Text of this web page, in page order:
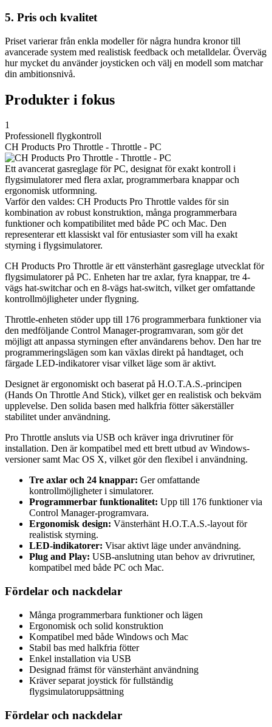
5. Pris och kvalitet
Priset varierar från enkla modeller för några hundra kronor till
avancerade system med realistisk feedback och metalldelar. Överväg
hur mycket du använder joysticken och välj en modell som matchar
din ambitionsnivå.
Produkter i fokus
1
Professionell flygkontroll
CH Products Pro Throttle - Throttle - PC
Ett avancerat gasreglage för PC, designat för exakt kontroll i
flygsimulatorer med flera axlar, programmerbara knappar och
ergonomisk utformning.
Varför den valdes: CH Products Pro Throttle valdes för sin
kombination av robust konstruktion, många programmerbara
funktioner och kompatibilitet med både PC och Mac. Den
representerar ett klassiskt val för entusiaster som vill ha exakt
styrning i flygsimulatorer.
CH Products Pro Throttle är ett vänsterhänt gasreglage utvecklat för
flygsimulatorer på PC. Enheten har tre axlar, fyra knappar, tre 4-
vägs hat-switchar och en 8-vägs hat-switch, vilket ger omfattande
kontrollmöjligheter under flygning.
Throttle-enheten stöder upp till 176 programmerbara funktioner via
den medföljande Control Manager-programvaran, som gör det
möjligt att anpassa styrningen efter användarens behov. Den har tre
programmeringslägen som kan växlas direkt på handtaget, och
färgade LED-indikatorer visar vilket läge som är aktivt.
Designet är ergonomiskt och baserat på H.O.T.A.S.-principen
(Hands On Throttle And Stick), vilket ger en realistisk och bekväm
upplevelse. Den solida basen med halkfria fötter säkerställer
stabilitet under användning.
Pro Throttle ansluts via USB och kräver inga drivrutiner för
installation. Den är kompatibel med ett brett utbud av Windows-
versioner samt Mac OS X, vilket gör den flexibel i användning.
Tre axlar och 24 knappar: Ger omfattande
kontrollmöjligheter i simulatorer.
Programmerbar funktionalitet: Upp till 176 funktioner via
Control Manager-programvara.
Ergonomisk design: Vänsterhänt H.O.T.A.S.-layout för
realistisk styrning.
LED-indikatorer: Visar aktivt läge under användning.
Plug and Play: USB-anslutning utan behov av drivrutiner,
kompatibel med både PC och Mac.
Fördelar och nackdelar
Många programmerbara funktioner och lägen
Ergonomisk och solid konstruktion
Kompatibel med både Windows och Mac
Stabil bas med halkfria fötter
Enkel installation via USB
Designad främst för vänsterhänt användning
Kräver separat joystick för fullständig
flygsimulatoruppsättning
Fördelar och nackdelar